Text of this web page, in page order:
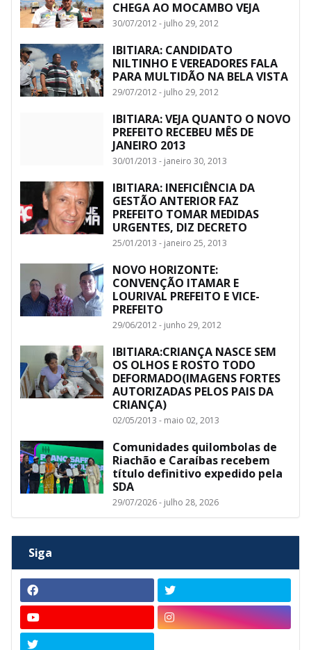
CHEGA AO MOCAMBO VEJA
30/07/2012 - julho 29, 2012
IBITIARA: CANDIDATO
NILTINHO E VEREADORES FALA
PARA MULTIDÃO NA BELA VISTA
29/07/2012 - julho 29, 2012
IBITIARA: VEJA QUANTO O NOVO
PREFEITO RECEBEU MÊS DE
JANEIRO 2013
30/01/2013 - janeiro 30, 2013
IBITIARA: INEFICIÊNCIA DA
GESTÃO ANTERIOR FAZ
PREFEITO TOMAR MEDIDAS
URGENTES, DIZ DECRETO
25/01/2013 - janeiro 25, 2013
NOVO HORIZONTE:
CONVENÇÃO ITAMAR E
LOURIVAL PREFEITO E VICE-
PREFEITO
29/06/2012 - junho 29, 2012
IBITIARA:CRIANÇA NASCE SEM
OS OLHOS E ROSTO TODO
DEFORMADO(IMAGENS FORTES
AUTORIZADAS PELOS PAIS DA
CRIANÇA)
02/05/2013 - maio 02, 2013
Comunidades quilombolas de
Riachão e Caraíbas recebem
título definitivo expedido pela
SDA
29/07/2026 - julho 28, 2026
Siga